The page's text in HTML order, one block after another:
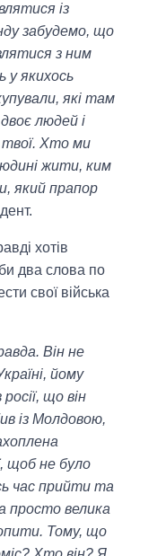
із
забудемо, що
з ним
у якихось
які там
людей і
твої. Хто ми
жити, ким
який прапор
хотів
би два слова по
свої війська
Він не
йому
що він
із Молдовою,
щоб не було
час прийти та
просто велика
Тому, що